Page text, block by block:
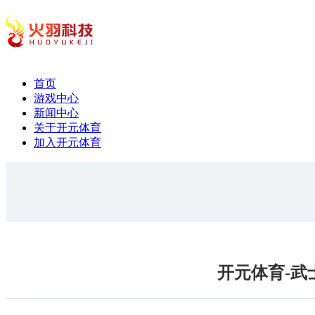
首页
游戏中心
新闻中心
关于开元体育
加入开元体育
开元体育-武